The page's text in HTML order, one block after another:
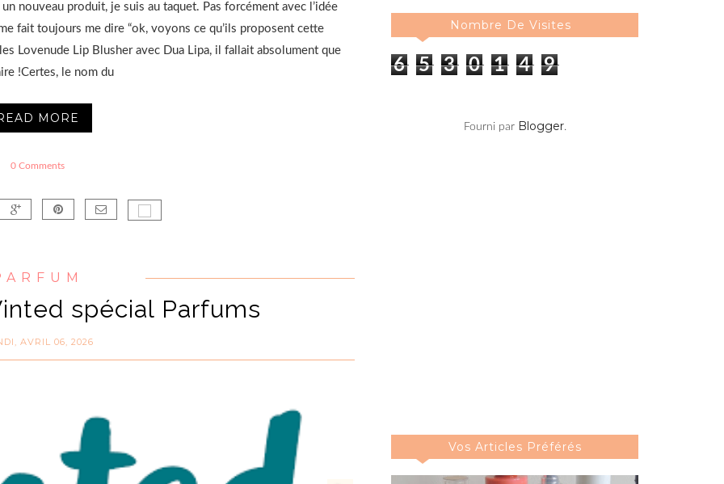
nouveau produit, je suis au taquet. Pas forcément avec l’idée
fait toujours me dire “ok, voyons ce qu’ils proposent cette
Lovenude Lip Blusher avec Dua Lipa, il fallait absolument que
!Certes, le nom du
MORE
0 Comments
spécial Parfums
AVRIL 06, 2026
Nombre De Visites
6 5 3 0 1 5 0
Fourni par Blogger.
Vos Articles Préférés